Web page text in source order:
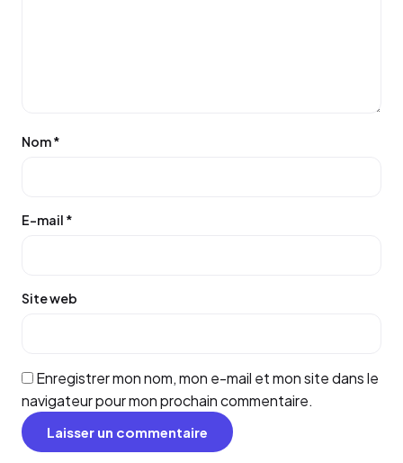
Nom*
E-mail *
Site web
Enregistrer mon nom, mon e-mail et mon site dans le
navigateur pour mon prochain commentaire.